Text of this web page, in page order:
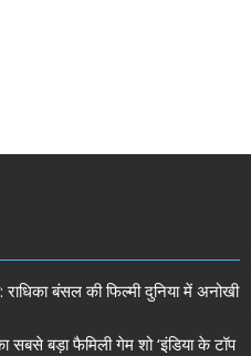
बंसल की फिल्मी दुनिया में अनोखी
बड़ा फैमिली गेम शो ‘इंडिया के टॉप